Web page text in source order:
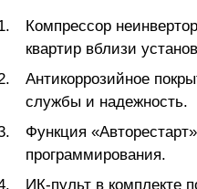
Компрессор
квартир вблизи
Антикоррозийное
службы и надежность.
Функция
программирования.
ИК-пульт в комплекте